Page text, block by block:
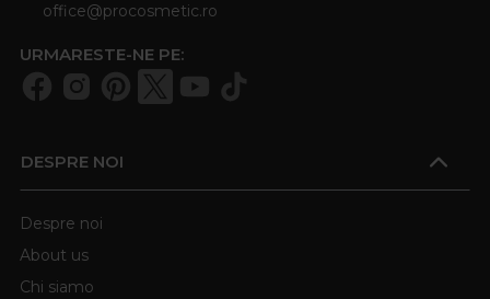
office@procosmetic.ro
URMARESTE-NE PE:
DESPRE NOI
Despre noi
About us
Chi siamo